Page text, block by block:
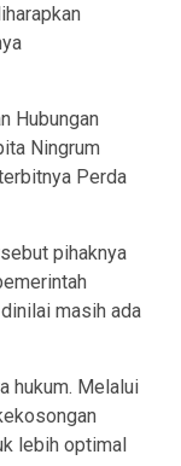
Hubungan
Ningrum
Perda
pihaknya
masih ada
hukum. Melalui
lebih optimal